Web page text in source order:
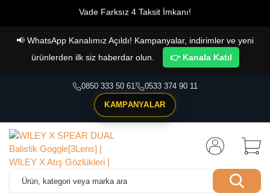
Vade Farksız 4 Taksit İmkanı!
📢 WhatsApp Kanalımız Açıldı! Kampanyalar, indirimler ve yeni
ürünlerden ilk siz haberdar olun.
👉 Kanala Katıl
0850 333 50 61 0533 374 90 11
KAMPANYALAR